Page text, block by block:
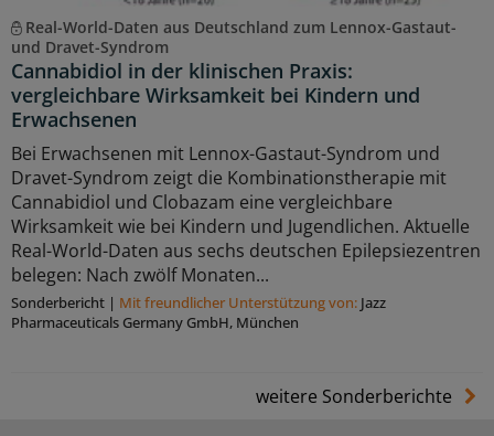
Real-World-Daten aus Deutschland zum Lennox-Gastaut-
und Dravet-Syndrom
Cannabidiol in der klinischen Praxis:
vergleichbare Wirksamkeit bei Kindern und
Erwachsenen
Bei Erwachsenen mit Lennox-Gastaut-Syndrom und
Dravet-Syndrom zeigt die Kombinationstherapie mit
Cannabidiol und Clobazam eine vergleichbare
Wirksamkeit wie bei Kindern und Jugendlichen. Aktuelle
Real-World-Daten aus sechs deutschen Epilepsiezentren
belegen: Nach zwölf Monaten...
Sonderbericht | Mit freundlicher Unterstützung von: Jazz
Pharmaceuticals Germany GmbH, München
weitere Sonderberichte